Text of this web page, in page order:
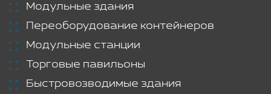
Модульные здания
Переоборудование контейнеров
Модульные станции
Торговые павильоны
Быстровозводимые здания